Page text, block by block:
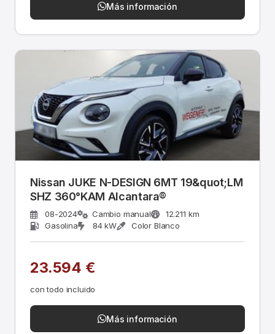
Más información
Nissan JUKE N-DESIGN 6MT 19&quot;LM
SHZ 360°KAM Alcantara®
08-2024 Cambio manual
12.211 km
Gasolina
84 kW Color Blanco
23.594 €
con todo incluido
Más información